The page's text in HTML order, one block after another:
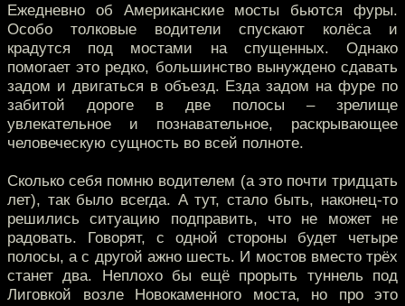
Ежедневно об Американские мосты бьются фуры.
Особо толковые водители спускают колёса и
крадутся под мостами на спущенных. Однако
помогает это редко, большинство вынуждено сдавать
задом и двигаться в объезд. Езда задом на фуре по
забитой дороге в две полосы – зрелище
увлекательное и познавательное, раскрывающее
человеческую сущность во всей полноте.
Сколько себя помню водителем (а это почти тридцать
лет), так было всегда. А тут, стало быть, наконец-то
решились ситуацию подправить, что не может не
радовать. Говорят, с одной стороны будет четыре
полосы, а с другой ажно шесть. И мостов вместо трёх
станет два. Неплохо бы ещё прорыть туннель под
Лиговкой возле Новокаменного моста, но про это